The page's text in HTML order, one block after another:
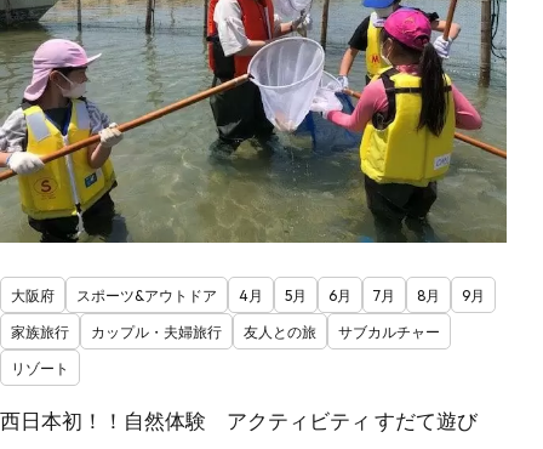
大阪府 スポーツ&アウトドア 4月 5月 6月 7月 8月
9月
家族旅行
カップル・夫婦旅行 友人との旅
サブカルチャー
リゾート
西日本初！！自然体験 アクティビティ すだて遊び